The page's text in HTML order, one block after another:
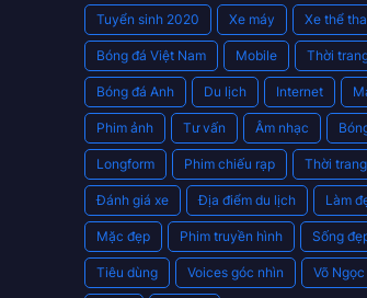
Tuyển sinh 2020 Xe máy Xe thể
Bóng đá Việt Nam Mobile Thời
Bóng đá Anh Du lịch Internet
Phim ảnh Tư vấn Âm nhạc
Longform Phim chiếu rạp Thời
Đánh giá xe Địa điểm du lịch Làm
Mặc đẹp Phim truyền hình Sống
Tiêu dùng Voices góc nhìn Võ Ngọc